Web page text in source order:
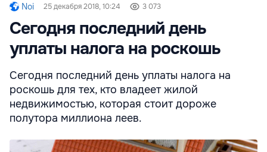
Noi 25 декабря 2018, 10:24 3 073
Сегодня последний день
уплаты налога на роскошь
Сегодня последний день уплаты налога на
роскошь для тех, кто владеет жилой
недвижимостью, которая стоит дороже
полутора миллиона леев.